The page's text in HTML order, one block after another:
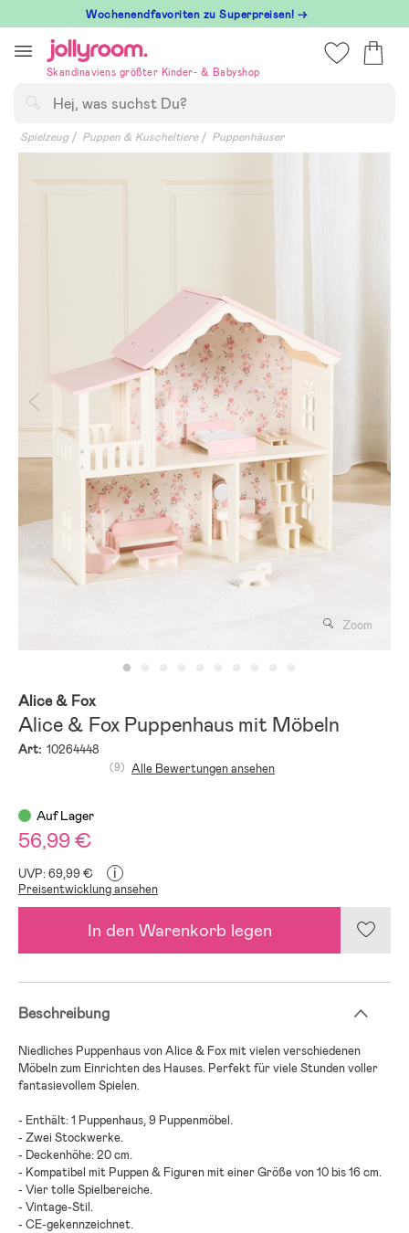
till
innehållet
Wochenendfavoriten zu Superpreisen! →
Skandinaviens größter Kinder- & Babyshop
Spielzeug Puppen & Kuscheltiere Puppenhäuser
Zoom
Alice & Fox
Alice & Fox Puppenhaus mit Möbeln
Art: 10264448
(9) Alle Bewertungen ansehen
Auf Lager
56,99 €
UVP: 69,99 € i
Preisentwicklung ansehen
In den Warenkorb legen
Beschreibung
Niedliches Puppenhaus von Alice & Fox mit vielen verschiedenen
Möbeln zum Einrichten des Hauses. Perfekt für viele Stunden voller
fantasievollem Spielen.
- Enthält: 1 Puppenhaus, 9 Puppenmöbel.
- Zwei Stockwerke.
- Deckenhöhe: 20 cm.
- Kompatibel mit Puppen & Figuren mit einer Größe von 10 bis 16 cm.
- Vier tolle Spielbereiche.
- Vintage-Stil.
- CE-gekennzeichnet.